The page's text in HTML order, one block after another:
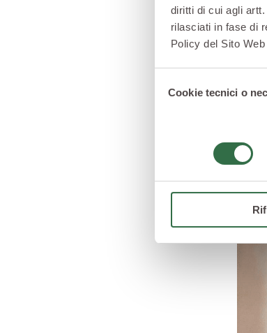
diritti di cui agli
rilasciati in fase di
Policy del Sito Web
Cookie tecnici o